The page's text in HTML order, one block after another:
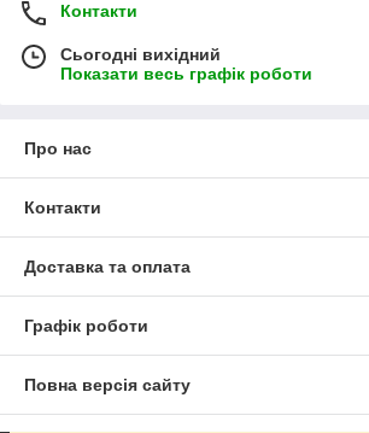
Контакти
Сьогодні вихідний
Показати весь графік роботи
Про нас
Контакти
Доставка та оплата
Графік роботи
Повна версія сайту